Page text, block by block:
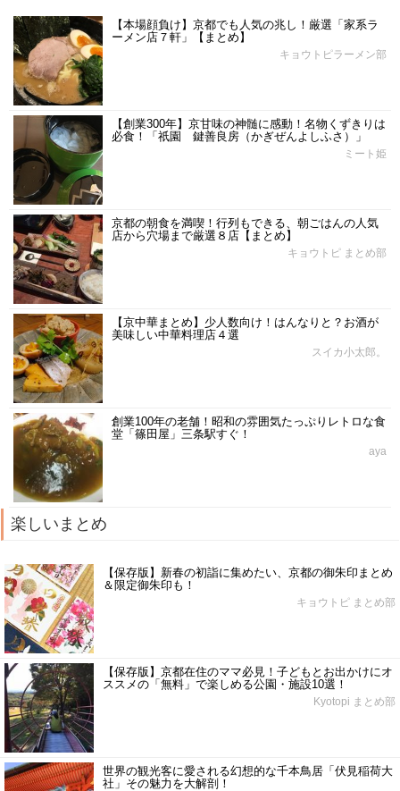
【本場顔負け】京都でも人気の兆し！厳選「家系ラ
ーメン店７軒」【まとめ】
キョウトピラーメン部
【創業300年】京甘味の神髄に感動！名物くずきりは
必食！「祇園 鍵善良房（かぎぜんよしふさ）」
ミート姫
京都の朝食を満喫！行列もできる、朝ごはんの人気
店から穴場まで厳選８店【まとめ】
キョウトピ まとめ部
【京中華まとめ】少人数向け！はんなりと？お酒が
美味しい中華料理店４選
スイカ小太郎。
創業100年の老舗！昭和の雰囲気たっぷりレトロな食
堂「篠田屋」三条駅すぐ！
aya
楽しいまとめ
【保存版】新春の初詣に集めたい、京都の御朱印まとめ
＆限定御朱印も！
キョウトピ まとめ部
【保存版】京都在住のママ必見！子どもとお出かけにオ
ススメの「無料」で楽しめる公園・施設10選！
Kyotopi まとめ部
世界の観光客に愛される幻想的な千本鳥居「伏見稲荷大
社」その魅力を大解剖！